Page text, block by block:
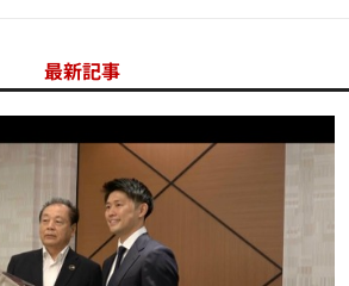
最新記事